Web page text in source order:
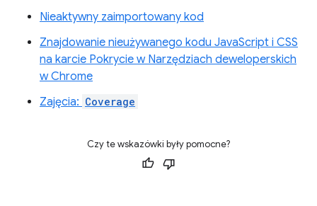
Nieaktywny zaimportowany kod
Znajdowanie nieużywanego kodu JavaScript i CSS
na karcie Pokrycie w Narzędziach deweloperskich
w Chrome
Zajęcia: Coverage
Czy te wskazówki były pomocne?